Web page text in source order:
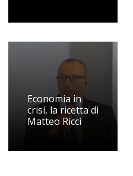
Economia in
crisi, la ricetta di
Matteo Ricci